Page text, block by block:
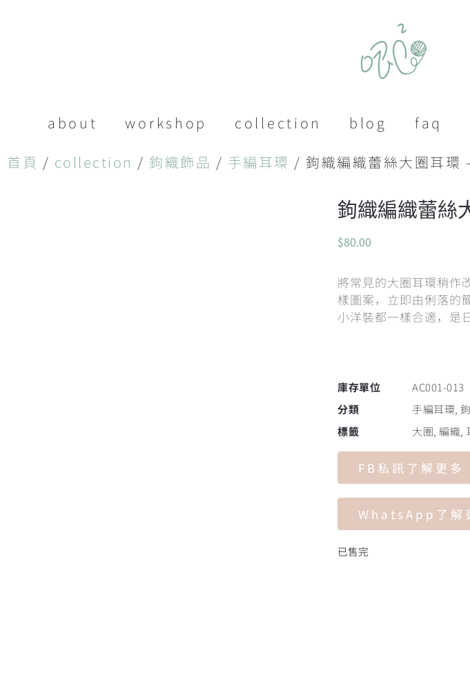
about workshop collection blog faq
首頁 / collection / 鉤織飾品 / 手編耳環 / 鉤織編織蕾絲大圈耳環
鉤織編織蕾絲
$80.00
將常見的大圈耳環稍作
樣圖案，立即由俐落的
小洋裝都一樣合適，是
庫存單位
AC001-013
分類
手編耳環,
標籤
大圈, 編織,
FB私訊了解更多
WhatsApp了解
已售完